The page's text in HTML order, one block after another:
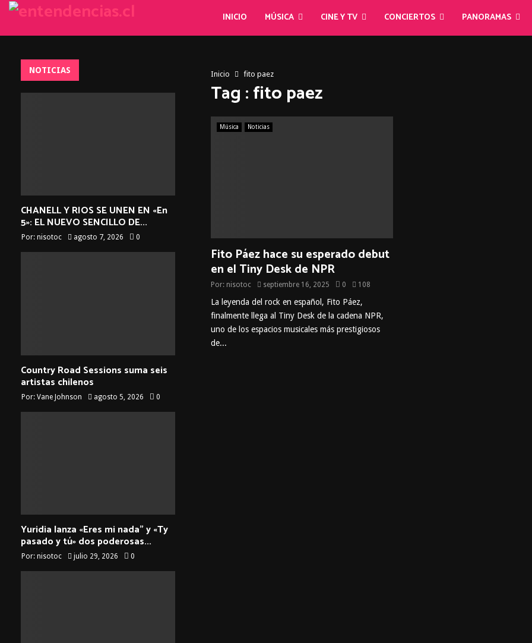
INICIO MÚSICA CINE Y TV CONCIERTOS PANORAMAS
Inicio fito paez
Tag : fito paez
Música Noticias
Fito Páez hace su esperado debut
en el Tiny Desk de NPR
Por: nisotoc septiembre 16, 2025 0 108
La leyenda del rock en español, Fito Páez,
finalmente llega al Tiny Desk de la cadena NPR,
uno de los espacios musicales más prestigiosos
de...
NOTICIAS
CHANELL Y RIOS SE UNEN EN «En
5»: EL NUEVO SENCILLO DE...
Por: nisotoc agosto 7, 2026 0
Country Road Sessions suma seis
artistas chilenos
Por: Vane Johnson agosto 5, 2026 0
Yuridia lanza «Eres mi nada” y «Ty
pasado y tú» dos poderosas...
Por: nisotoc julio 29, 2026 0